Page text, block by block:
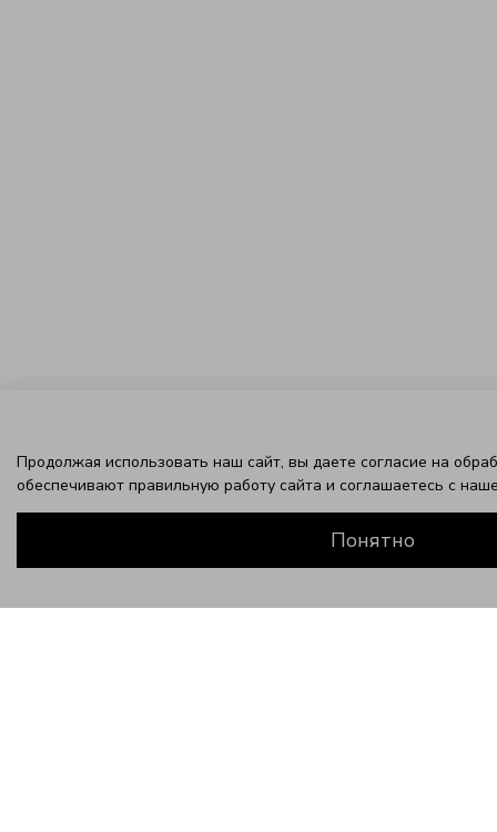
Продолжая использовать наш сайт, вы даете согласие на
обеспечивают правильную работу сайта и соглашаетесь с
Понятно